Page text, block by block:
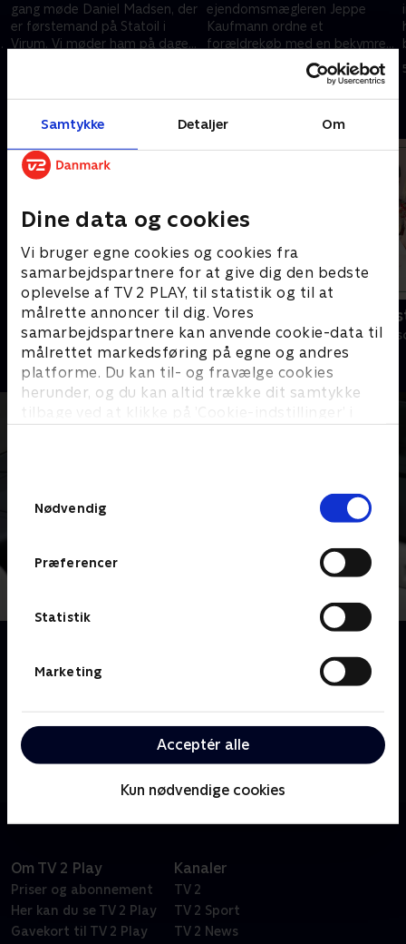
Samtykke Detaljer Om
Dine data og cookies
Vi bruger egne cookies og cookies fra
samarbejdspartnere for at give dig den bedste
oplevelse af TV 2 PLAY, til statistik og til at
målrette annoncer til dig. Vores
samarbejdspartnere kan anvende cookie-data til
målrettet markedsføring på egne og andres
platforme. Du kan til- og fravælge cookies
herunder, og du kan altid trække dit samtykke
tilbage ved at klikke på ’Cookie-indstillinger’ i
Nødvendig
Præferencer
Statistik
Marketing
Acceptér alle
Kun nødvendige cookies
gang møde Daniel Madsen, der
er førstemand på Statoil i
Virum. Vi møder ham på dagen,
ejendomsmægleren Jeppe
Kaufmann ordne et
forældrekøb med en bekymret
far. Jeppe forsøger på bedste
vis at "ordne" både købet og
28. april 2014 • 23 min
Dybvaaaaad
Comedy • 10 sæsoner
Brødrene
Comedy • 2
Nu kan du se noget så originalt som en comedy-
reportage-serie! Det er komikerne Martin Høgsted
hjælp af en stjernerække af Danmarks sjoveste
personligheder. Så hvis du er i tvivl om, hvordan
programmets brede persongalleri !
Om TV 2 Play
Priser og abonnement
Her kan du se TV 2 Play
Gavekort til TV 2 Play
Kanaler
TV 2
TV 2 Sport
TV 2 News